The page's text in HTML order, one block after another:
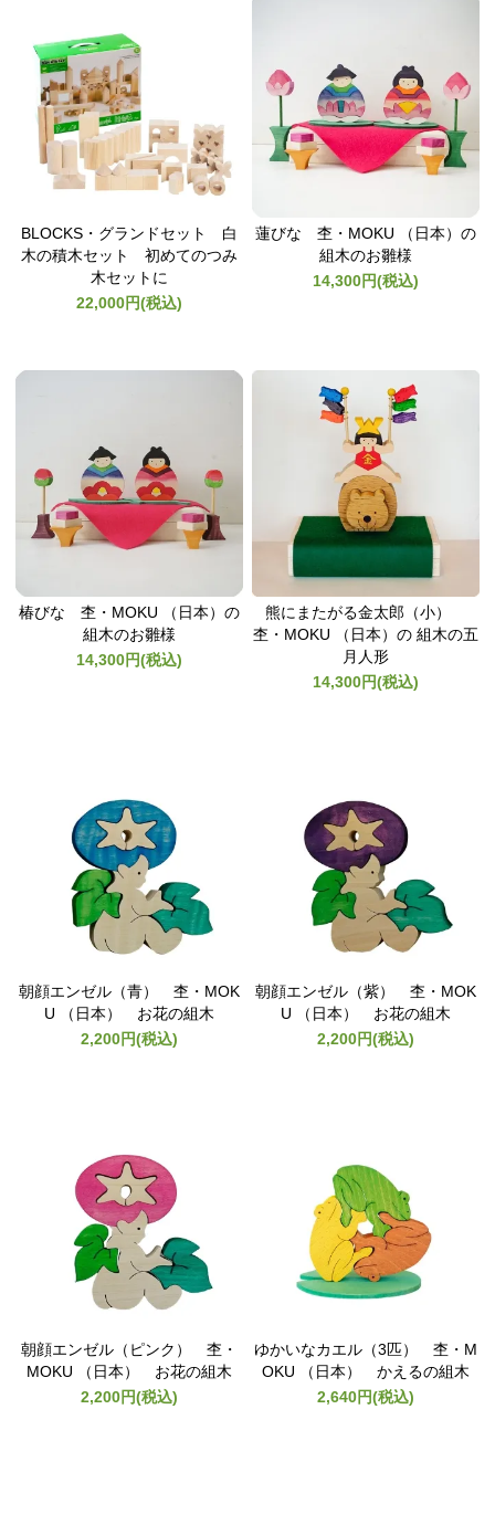
BLOCKS・グランドセット 白
木の積木セット 初めてのつみ
木セットに
22,000円(税込)
蓮びな 杢・MOKU （日本）の
組木のお雛様
14,300円(税込)
椿びな 杢・MOKU （日本）の
組木のお雛様
14,300円(税込)
熊にまたがる金太郎（小）
杢・MOKU （日本）の 組木の五
月人形
14,300円(税込)
朝顔エンゼル（青） 杢・MOK
U （日本） お花の組木
2,200円(税込)
朝顔エンゼル（紫） 杢・MOK
U （日本） お花の組木
2,200円(税込)
朝顔エンゼル（ピンク） 杢・
MOKU （日本） お花の組木
2,200円(税込)
ゆかいなカエル（3匹） 杢・M
OKU （日本） かえるの組木
2,640円(税込)